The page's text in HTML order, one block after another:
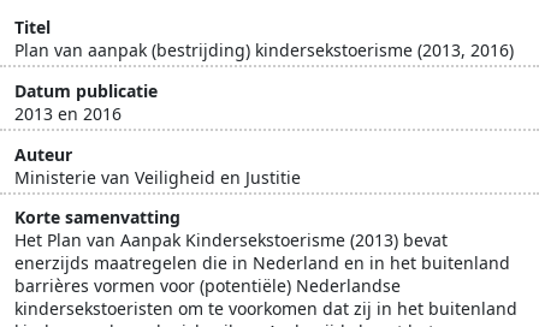
Titel
Plan van aanpak (bestrijding) kindersekstoerisme (2013, 2016)
Datum publicatie
2013 en 2016
Auteur
Ministerie van Veiligheid en Justitie
Korte samenvatting
Het Plan van Aanpak Kindersekstoerisme (2013) bevat
enerzijds maatregelen die in Nederland en in het buitenland
barrières vormen voor (potentiële) Nederlandse
kindersekstoeristen om te voorkomen dat zij in het buitenland